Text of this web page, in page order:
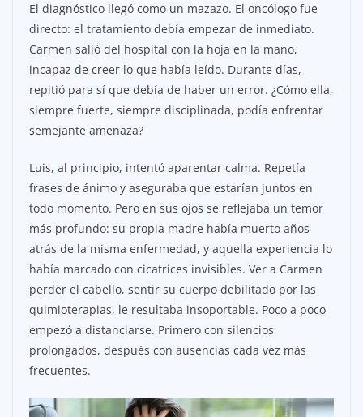
El diagnóstico llegó como un mazazo. El oncólogo fue
directo: el tratamiento debía empezar de inmediato.
Carmen salió del hospital con la hoja en la mano,
incapaz de creer lo que había leído. Durante días,
repitió para sí que debía de haber un error. ¿Cómo ella,
siempre fuerte, siempre disciplinada, podía enfrentar
semejante amenaza?
Luis, al principio, intentó aparentar calma. Repetía
frases de ánimo y aseguraba que estarían juntos en
todo momento. Pero en sus ojos se reflejaba un temor
más profundo: su propia madre había muerto años
atrás de la misma enfermedad, y aquella experiencia lo
había marcado con cicatrices invisibles. Ver a Carmen
perder el cabello, sentir su cuerpo debilitado por las
quimioterapias, le resultaba insoportable. Poco a poco
empezó a distanciarse. Primero con silencios
prolongados, después con ausencias cada vez más
frecuentes.